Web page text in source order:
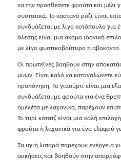
να την προσθέσετε φρούτα και μέλι
συστατικά. Το καστανό ρύζι είναι
συνδυάζεται με λίγο κοτόπουλο για
άλεσης είναι μια ακόμα ιδανική
με λίγο φυστικοβούτυρο ή αβοκάντο.
Οι πρωτεΐνες βοηθούν στην
μυών. Είναι καλό να καταναλώνετε
προπόνηση. Το γιαούρτι είναι μια
συνδυάζεται με φρούτα για ένα
ομελέτα με λαχανικά, παρέχουν
Το τυρί κότατζ είναι μια καλή
φρούτα ή λαχανικά για ένα ελαφρύ
Τα υγιή λιπαρά παρέχουν ενέργεια
ασκήσεις και βοηθούν στην